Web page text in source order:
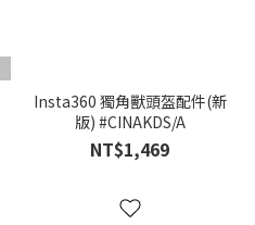
Insta360 獨角獸頭盔配件(新
版) #CINAKDS/A
NT$1,469